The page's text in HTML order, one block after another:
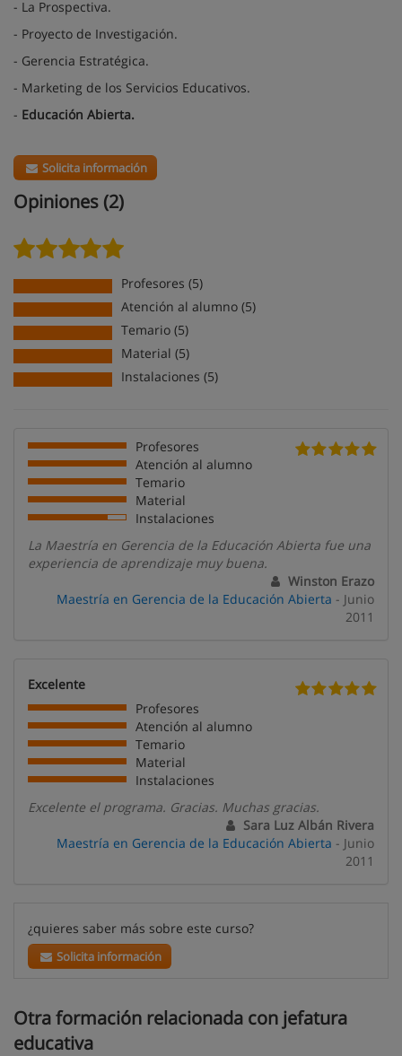
- La Prospectiva.
- Proyecto de Investigación.
- Gerencia Estratégica.
- Marketing de los Servicios Educativos.
- Educación Abierta.
Solicita información
Opiniones (2)
Profesores (5)
Atención al alumno (5)
Temario (5)
Material (5)
Instalaciones (5)
Profesores
Atención al alumno
Temario
Material
Instalaciones
La Maestría en Gerencia de la Educación Abierta fue una
experiencia de aprendizaje muy buena.
Winston Erazo
Maestría en Gerencia de la Educación Abierta - Junio
2011
Excelente
Profesores
Atención al alumno
Temario
Material
Instalaciones
Excelente el programa. Gracias. Muchas gracias.
Sara Luz Albán Rivera
Maestría en Gerencia de la Educación Abierta - Junio
2011
¿quieres saber más sobre este curso?
Solicita información
Otra formación relacionada con jefatura
educativa